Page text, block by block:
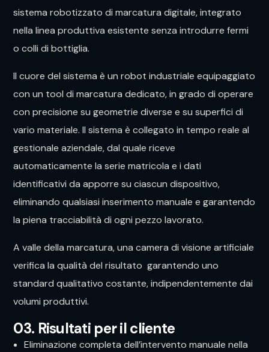
sistema robotizzato di marcatura digitale, integrato
nella linea produttiva esistente senza introdurre fermi
o colli di bottiglia.
Il cuore del sistema è un robot industriale equipaggiato
con un tool di marcatura dedicato, in grado di operare
con precisione su geometrie diverse e su superfici di
vario materiale. Il sistema è collegato in tempo reale al
gestionale aziendale, dal quale riceve
automaticamente la serie matricola e i dati
identificativi da apporre su ciascun dispositivo,
eliminando qualsiasi inserimento manuale e garantendo
la piena tracciabilità di ogni pezzo lavorato.
A valle della marcatura, una camera di visione artificiale
verifica la qualità del risultato garantendo uno
standard qualitativo costante, indipendentemente dai
volumi produttivi.
03. Risultati per il cliente
Eliminazione completa dell’intervento manuale nella